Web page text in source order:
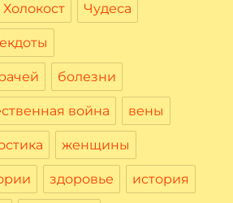
Холокост Чудеса
болезни
война вены
женщины
здоровье история